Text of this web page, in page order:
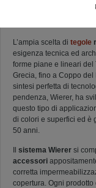
all’avanguardia nei
L’ampia scelta di tegole
esigenza tecnica ed
forme piane e lineari del
Grecia, fino a Coppo
sintesi perfetta di
pendenza, Wierer, ha
questo tipo di
di colori e superfici ed è
50 anni.
sistema Wierer si
accessori
corretta
copertura. Ogni